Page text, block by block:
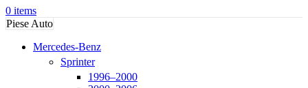
0 items
Piese Auto
Mercedes-Benz
Sprinter
1996–2000